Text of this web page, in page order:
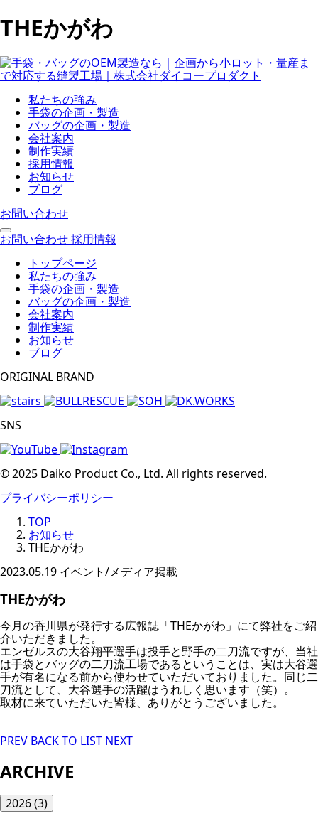
THEかがわ
私たちの強み
手袋の企画・製造
バッグの企画・製造
会社案内
制作実績
採用情報
お知らせ
ブログ
お問い合わせ
お問い合わせ採用情報
トップページ
私たちの強み
手袋の企画・製造
バッグの企画・製造
会社案内
制作実績
お知らせ
ブログ
ORIGINAL BRAND
SNS
© 2025 Daiko Product Co., Ltd. All rights reserved.
プライバシーポリシー
TOP
お知らせ
THEかがわ
2023.05.19 イベント/メディア掲載
THEかがわ
今月の香川県が発行する広報誌「THEかがわ」にて弊社をご紹
介いただきました。
エンゼルスの大谷翔平選手は投手と野手の二刀流ですが、当社
は手袋とバッグの二刀流工場であるということは、実は大谷選
手が有名になる前から使わせていただいておりました。同じ二
刀流として、大谷選手の活躍はうれしく思います（笑）。
取材に来ていただいた皆様、ありがとうございました。
PREV BACK TO LIST NEXT
ARCHIVE
2026(3)